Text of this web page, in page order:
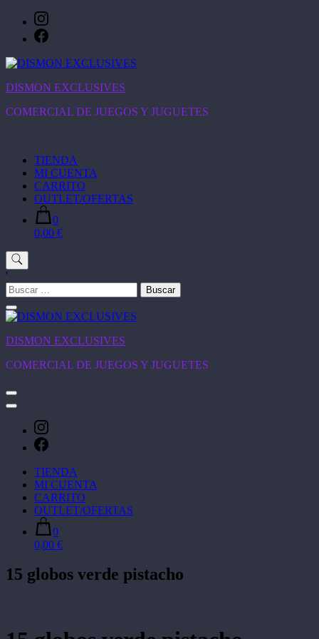
contenido
DISMON EXCLUSIVES
COMERCIAL DE JUEGOS Y JUGUETES
TIENDA
MI CUENTA
CARRITO
OUTLET/OFERTAS
0
0,00 €
'
Buscar:
DISMON EXCLUSIVES
COMERCIAL DE JUEGOS Y JUGUETES
TIENDA
MI CUENTA
CARRITO
OUTLET/OFERTAS
0
0,00 €
15 globos verde pistacho